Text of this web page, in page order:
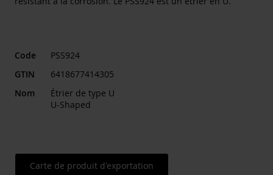
Code
PSS924
GTIN
6418677414305
Nom
Étrier de type U
U-Shaped
Carte de produit d'exportation